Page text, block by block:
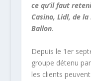
ce qu’il faut
Casino, Lidl, de
Ballon.
Depuis le 1er
groupe détenu
les clients